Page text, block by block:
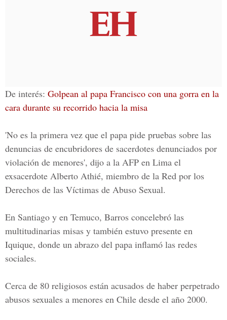
De interés: Golpean al papa Francisco con una gorra en la
cara durante su recorrido hacia la misa
'No es la primera vez que el papa pide pruebas sobre las
denuncias de encubridores de sacerdotes denunciados por
violación de menores', dijo a la AFP en Lima el
exsacerdote Alberto Athié, miembro de la Red por los
Derechos de las Víctimas de Abuso Sexual.
En Santiago y en Temuco, Barros concelebró las
multitudinarias misas y también estuvo presente en
Iquique, donde un abrazo del papa inflamó las redes
sociales.
Cerca de 80 religiosos están acusados de haber perpetrado
abusos sexuales a menores en Chile desde el año 2000.